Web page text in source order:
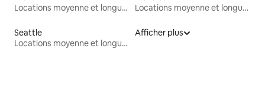
Locations moyenne et longue durée
Locations moyenne et longue durée
Seattle
Locations moyenne et longue durée
Afficher plus